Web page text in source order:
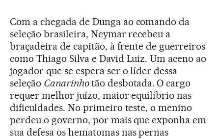
Com a chegada de Dunga ao comando da
seleção brasileira, Neymar recebeu a
braçadeira de capitão, à frente de guerreiros
como Thiago Silva e David Luiz. Um aceno ao
jogador que se espera ser o líder dessa
seleção Canarinhotão desbotada. O cargo
requer melhor juízo, maior equilíbrio nas
dificuldades. No primeiro teste, o menino
perdeu o governo, por mais que exponha em
sua defesa os hematomas nas pernas